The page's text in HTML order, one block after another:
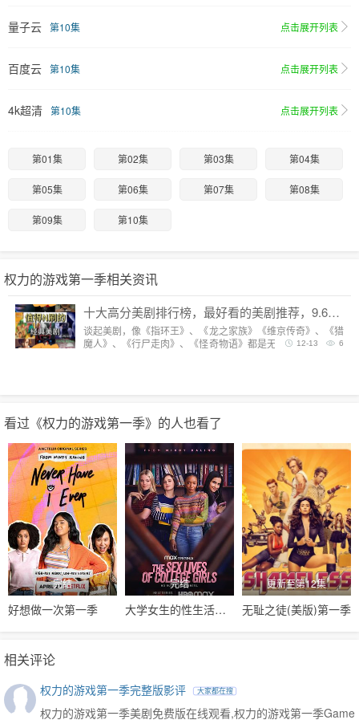
量子云 第10集 点击展开列表
百度云 第10集 点击展开列表
4k超清 第10集 点击展开列表
第01集 第02集 第03集 第04集
第05集 第06集 第07集 第08集
第09集 第10集
权力的游戏第一季相关资讯
十大高分美剧排行榜，最好看的美剧推荐，9.6分神剧扎堆
谈起美剧，像《指环王》、《龙之家族》《维京传奇》、《猎
魔人》、《行尸走肉》、《怪奇物语》都是无法复制的经典，
6
12-13
看过《权力的游戏第一季》的人也看了
完结
好想做一次第一季
完结
大学女生的性生活第一季
更新至第12集
无耻之徒(美版)第一季
相关评论
权力的游戏第一季完整版影评 大家都在搜
权力的游戏第一季美剧免费版在线观看,权力的游戏第一季Game